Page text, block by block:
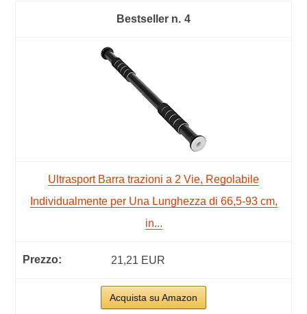
4
Ultrasport Barra trazioni a 2 Vie, Regolabile
Individualmente per Una Lunghezza di 66,5-93 cm,
in...
21,21 EUR
Acquista su Amazon